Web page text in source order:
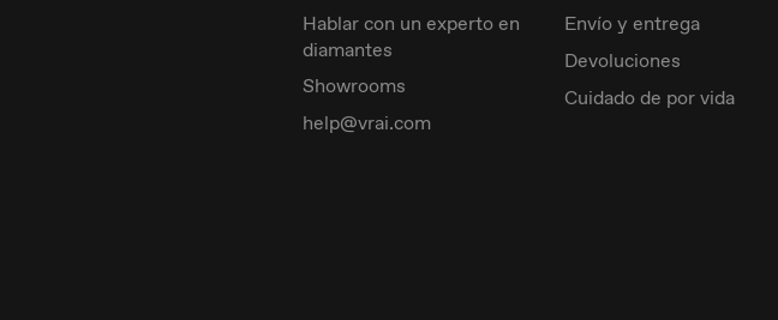
Hablar con un experto en
diamantes
Showrooms
help@vrai.com
Envío y entrega
Devoluciones
Cuidado de por vida